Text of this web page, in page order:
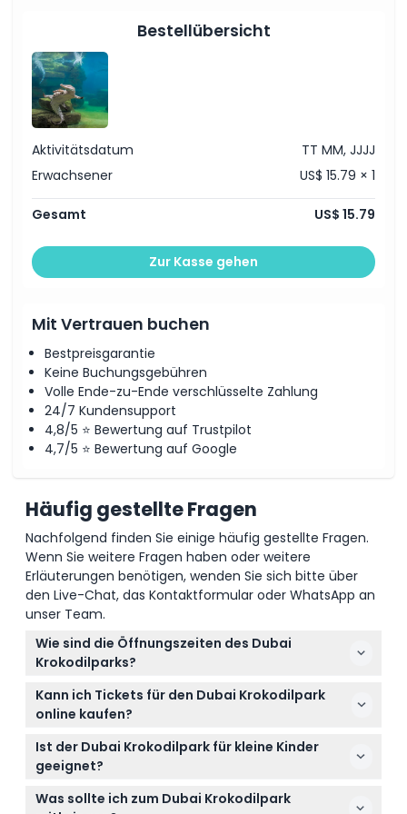
Öffnungszeiten
Dinge, die Sie wissen sollten
Ort
Stornierungsbedingungen
Bestellübersicht
Aktivitätsdatum
TT MM, JJJJ
Erwachsener
US$ 15.79 × 1
Gesamt US$ 15.79
Zur Kasse gehen
Mit Vertrauen buchen
Bestpreisgarantie
Keine Buchungsgebühren
Volle Ende-zu-Ende verschlüsselte Zahlung
24/7 Kundensupport
4,8/5 ⭐ Bewertung auf Trustpilot
4,7/5 ⭐ Bewertung auf Google
Häufig gestellte Fragen
Nachfolgend finden Sie einige häufig gestellte Fragen.
Wenn Sie weitere Fragen haben oder weitere
Erläuterungen benötigen, wenden Sie sich bitte über
den Live-Chat, das Kontaktformular oder WhatsApp an
unser Team.
Wie sind die Öffnungszeiten des Dubai
Krokodilparks?
Der Park ist täglich von 10:00 Uhr bis 20:00 Uhr
geöffnet (Änderungen vorbehalten – bitte
Kann ich Tickets für den Dubai Krokodilpark
online kaufen?
Tickets können bequem online hier auf dieser
Webseite gekauft werden, um den Eintritt zum Park
zu erleichtern.
Ist der Dubai Krokodilpark für kleine Kinder
geeignet?
Ja! Kinder unter 3 Jahren haben freien Eintritt,
Kinder im Alter von 3 bis 12 Jahren zahlen den
Was sollte ich zum Dubai Krokodilpark